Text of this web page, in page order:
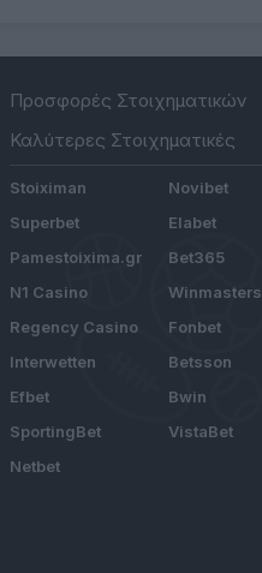
Προσφορές Στοιχηματικών
Καλύτερες Στοιχηματικές
Stoiximan
Novibet
Superbet
Elabet
Pamestoixima.gr
Bet365
N1 Casino
Winmasters
Regency Casino
Fonbet
Interwetten
Betsson
Efbet
Bwin
SportingBet
VistaBet
Netbet